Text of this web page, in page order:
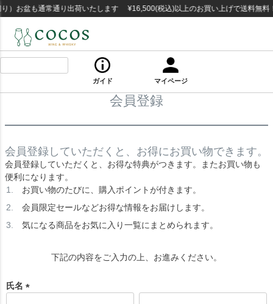
）お盆も通常通り出荷いたします ¥16,500(税込)以上のお買い上げで送料無料
ガイド マイページ
会員登録
会員登録していただくと、お得にお買い物できます。
会員登録していただくと、お得な特典がつきます。またお買い物も
便利になります。
お買い物のたびに、購入ポイントが付きます。
会員限定セールなどお得な情報をお届けします。
気になる商品をお気に入り一覧にまとめられます。
下記の内容をご入力の上、お進みください。
氏名